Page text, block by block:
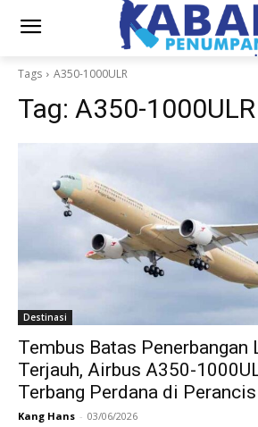
Tags A350-1000ULR
Tag: A350-1000ULR
Destinasi
Tembus Batas Penerbangan
Terjauh, Airbus A350-
Terbang Perdana di Perancis
Kang Hans - 03/06/2026